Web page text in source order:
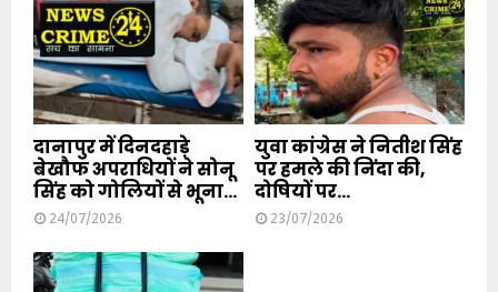
दानापुर में दिनदहाड़े
बेखौफ अपराधियों ने सोनू
सिंह को गोलियों से भूना...
24/07/2026
युवा कांग्रेस ने नितीश सिंह
पर हमले की निंदा की,
दोषियों पर...
23/07/2026